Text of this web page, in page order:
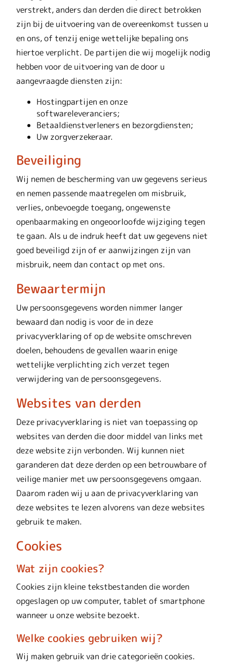
verstrekt, anders dan derden die direct betrokken
zijn bij de uitvoering van de overeenkomst tussen u
en ons, of tenzij enige wettelijke bepaling ons
hiertoe verplicht. De partijen die wij mogelijk nodig
hebben voor de uitvoering van de door u
aangevraagde diensten zijn:
Hostingpartijen en onze
softwareleveranciers;
Betaaldienstverleners en bezorgdiensten;
Uw zorgverzekeraar.
Beveiliging
Wij nemen de bescherming van uw gegevens serieus
en nemen passende maatregelen om misbruik,
verlies, onbevoegde toegang, ongewenste
openbaarmaking en ongeoorloofde wijziging tegen
te gaan. Als u de indruk heeft dat uw gegevens niet
goed beveiligd zijn of er aanwijzingen zijn van
misbruik, neem dan contact op met ons.
Bewaartermijn
Uw persoonsgegevens worden nimmer langer
bewaard dan nodig is voor de in deze
privacyverklaring of op de website omschreven
doelen, behoudens de gevallen waarin enige
wettelijke verplichting zich verzet tegen
verwijdering van de persoonsgegevens.
Websites van derden
Deze privacyverklaring is niet van toepassing op
websites van derden die door middel van links met
deze website zijn verbonden. Wij kunnen niet
garanderen dat deze derden op een betrouwbare of
veilige manier met uw persoonsgegevens omgaan.
Daarom raden wij u aan de privacyverklaring van
deze websites te lezen alvorens van deze websites
gebruik te maken.
Cookies
Wat zijn cookies?
Cookies zijn kleine tekstbestanden die worden
opgeslagen op uw computer, tablet of smartphone
wanneer u onze website bezoekt.
Welke cookies gebruiken wij?
Wij maken gebruik van drie categorieën cookies.